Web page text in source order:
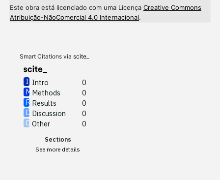
Este obra está licenciado com uma Licença Creative Commons
Atribuição-NãoComercial 4.0 Internacional.
Smart Citations via scite_
Intro
0
Methods
0
Results
0
Discussion
0
Other
0
Sections
See more details
Intro